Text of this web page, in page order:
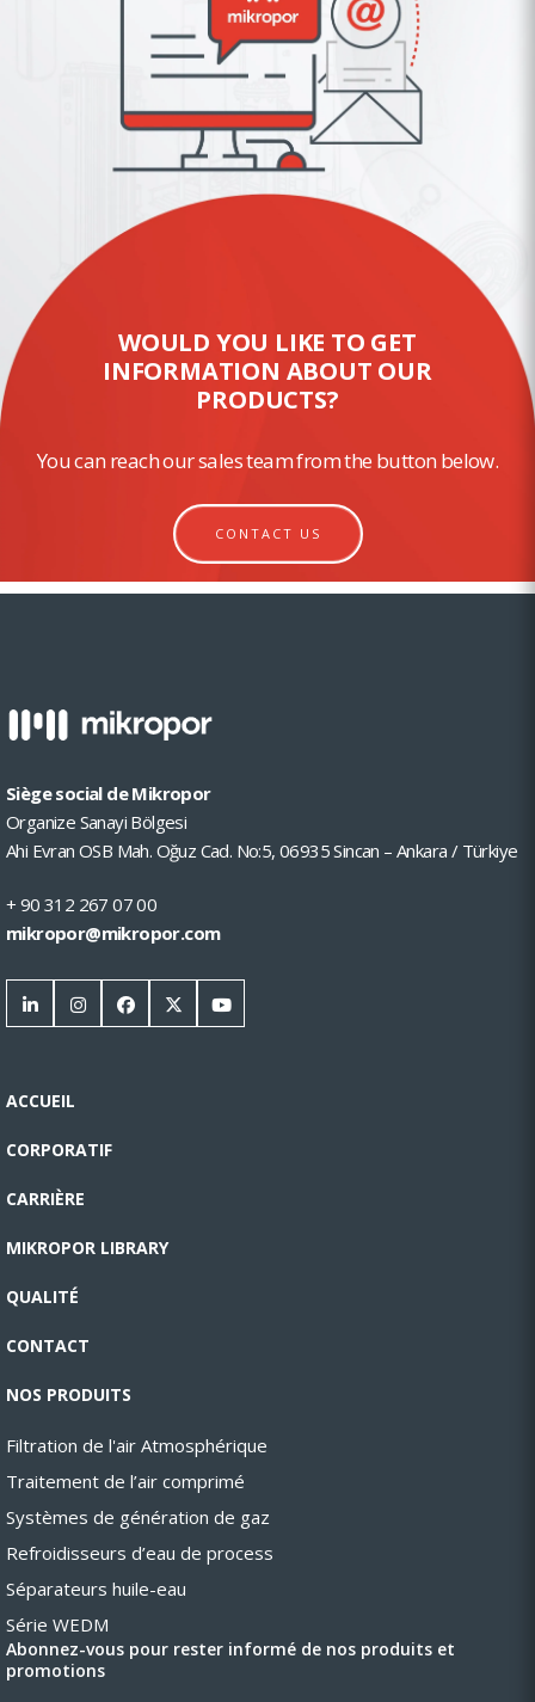
WOULD YOU LIKE TO GET
INFORMATION ABOUT OUR
PRODUCTS?
You can reach our sales team from the button below.
CONTACT US
Siège social de Mikropor
Organize Sanayi Bölgesi
Ahi Evran OSB Mah. Oğuz Cad. No:5, 06935 Sincan – Ankara / Türkiye
+ 90 312 267 07 00
mikropor@mikropor.com
ACCUEIL
CORPORATIF
CARRIÈRE
MIKROPOR LIBRARY
QUALITÉ
CONTACT
NOS PRODUITS
Filtration de l'air Atmosphérique
Traitement de l’air comprimé
Systèmes de génération de gaz
Refroidisseurs d’eau de process
Séparateurs huile-eau
Série WEDM
Abonnez-vous pour rester informé de nos produits et
promotions